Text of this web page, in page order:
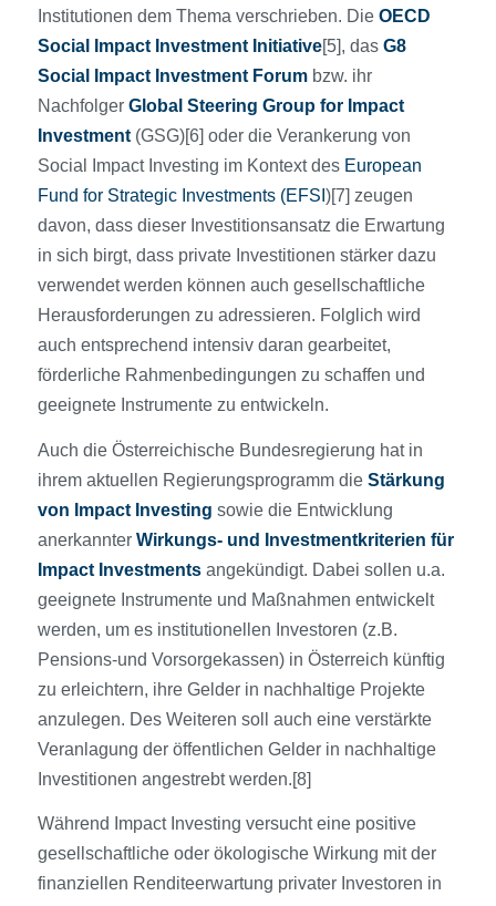
Institutionen dem Thema verschrieben. Die OECD
Social Impact Investment Initiative[5], das G8
Social Impact Investment Forumbzw. ihr
Nachfolger Global Steering Group for Impact
Investment(GSG)[6] oder die Verankerung von
Social Impact Investing im Kontext des European
Fund for Strategic Investments (EFSI )[7] zeugen
davon, dass dieser Investitionsansatz die Erwartung
in sich birgt, dass private Investitionen stärker dazu
verwendet werden können auch gesellschaftliche
Herausforderungen zu adressieren. Folglich wird
auch entsprechend intensiv daran gearbeitet,
förderliche Rahmenbedingungen zu schaffen und
geeignete Instrumente zu entwickeln.
Auch die Österreichische Bundesregierung hat in
ihrem aktuellen Regierungsprogramm dieStärkung
von Impact Investing sowie die Entwicklung
anerkannterWirkungs- und Investmentkriterien für
Impact Investmentsangekündigt. Dabei sollen u.a.
geeignete Instrumente und Maßnahmen entwickelt
werden, um es institutionellen Investoren (z.B.
Pensions-und Vorsorgekassen) in Österreich künftig
zu erleichtern, ihre Gelder in nachhaltige Projekte
anzulegen. Des Weiteren soll auch eine verstärkte
Veranlagung der öffentlichen Gelder in nachhaltige
Investitionen angestrebt werden.[8]
Während Impact Investing versucht eine positive
gesellschaftliche oder ökologische Wirkung mit der
finanziellen Renditeerwartung privater Investoren in